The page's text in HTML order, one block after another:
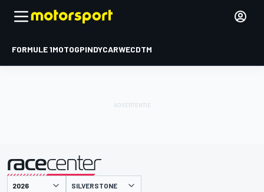
FORMULE 1MOTOGPINDYCARWECDTM
gepresenteerd door SILVERSTONE